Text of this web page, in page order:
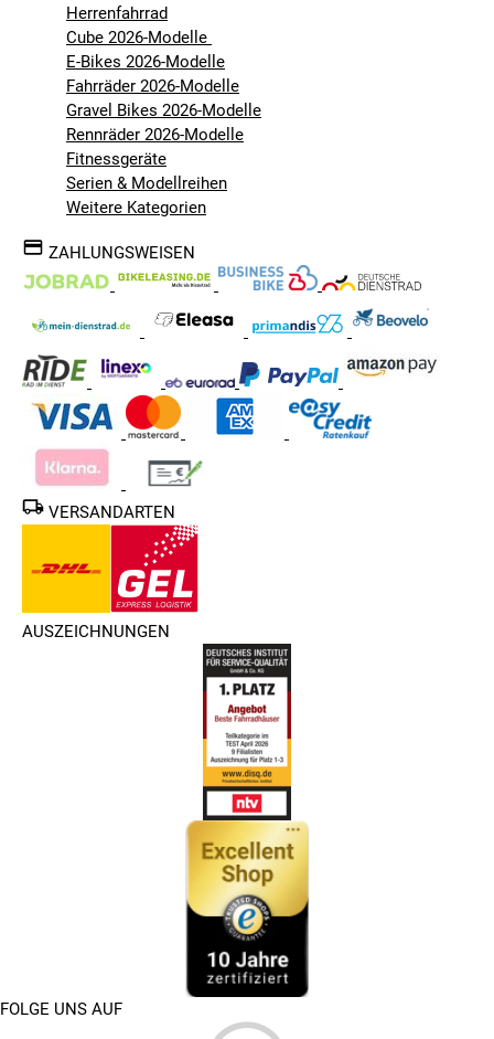
Herrenfahrrad
Cube 2026-Modelle
E-Bikes 2026-Modelle
Fahrräder 2026-Modelle
Gravel Bikes 2026-Modelle
Rennräder 2026-Modelle
Fitnessgeräte
Serien & Modellreihen
Weitere Kategorien
ZAHLUNGSWEISEN
VERSANDARTEN
AUSZEICHNUNGEN
FOLGE UNS AUF